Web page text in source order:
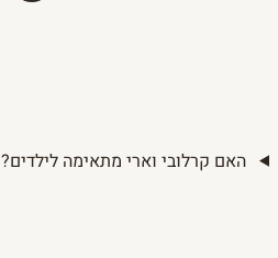
האם קרלובי וארי מתאימה לילדים?